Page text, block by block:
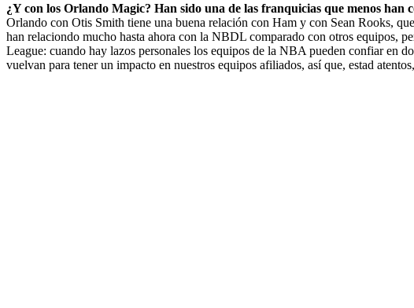
¿Y con los Orlando Magic? Han sido una de las franquicias que menos
Orlando con Otis Smith tiene una buena relación con Ham y con Sean Rooks,
han relaciondo mucho hasta ahora con la NBDL comparado con otros equipos,
League: cuando hay lazos personales los equipos de la NBA pueden confiar en
vuelvan para tener un impacto en nuestros equipos afiliados, así que, estad